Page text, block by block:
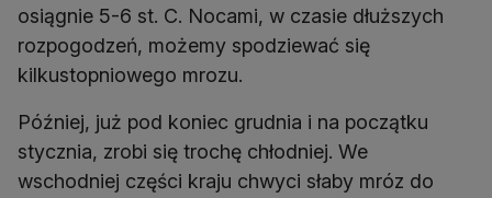
osiągnie 5-6 st. C. Nocami, w czasie dłuższych
rozpogodzeń, możemy spodziewać się
kilkustopniowego mrozu.
Później, już pod koniec grudnia i na początku
stycznia, zrobi się trochę chłodniej. We
wschodniej części kraju chwyci słaby mróz do